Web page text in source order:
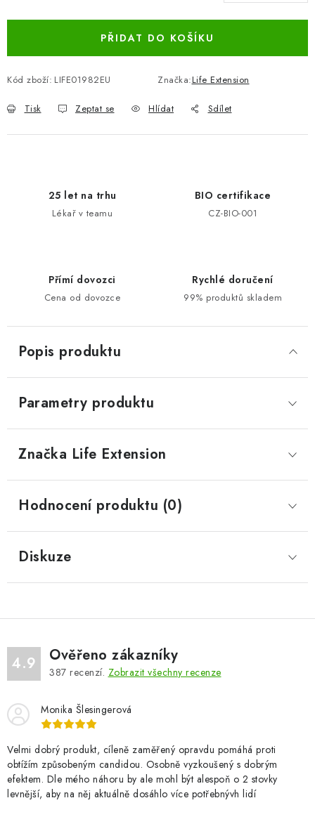
PŘIDAT DO KOŠÍKU
Kód zboží: LIFE01982EU Značka:Life Extension
Tisk Zeptat se Hlídat Sdílet
25 let na trhu
Lékař v teamu
BIO certifikace
CZ-BIO-001
Přímí dovozci
Cena od dovozce
Rychlé doručení
99% produktů skladem
Popis produktu
Parametry produktu
Značka Life Extension
Hodnocení produktu (0)
Diskuze
4.9 Ověřeno zákazníky
387 recenzí. Zobrazit všechny recenze
Monika Šlesingerová
Velmi dobrý produkt, cíleně zaměřený opravdu pomáhá proti
obtížím způsobeným candidou. Osobně vyzkoušený s dobrým
efektem. Dle mého náhoru by ale mohl být alespoň o 2 stovky
levnější, aby na něj aktuálně dosáhlo více potřebnývh lidí